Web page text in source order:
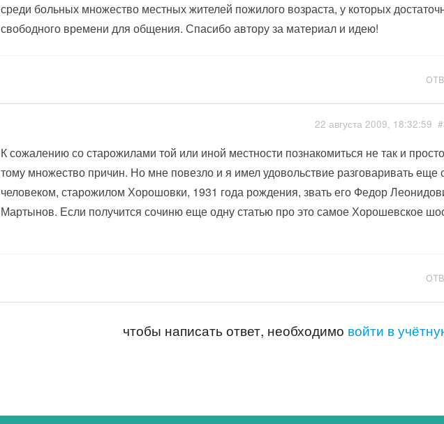
среди больных множество местных жителей пожилого возраста, у которых
свободного времени для общения. Спасибо автору за материал и идею!
22 августа 2009, 18:32:59
К сожалению со старожилами той или иной местности познакомиться не так и
тому множество причин. Но мне повезло и я имел удовольствие разговаривать еще
человеком, старожилом Хорошовки, 1931 года рождения, звать его Федор
Мартынов. Если получится сочиню еще одну статью про это самое Хорошевское
чтобы написать ответ, необходимо войти в